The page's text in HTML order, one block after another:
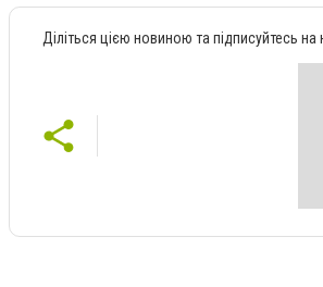
Діліться цією новиною та підписуйтесь на